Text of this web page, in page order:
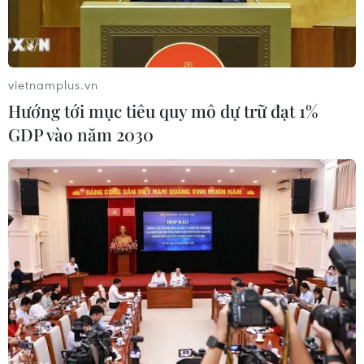
Trưởng ban Tổ chức Trung ương Phạm Minh Chính phát biểu
trong Ngày hội. (Ảnh: Lê Thúy Hằng/TTXVN)
Chiều 16/11, Đoàn công tác Trung ương do Ủy
viên Bộ Chính trị, Bí thư Trung ương Đảng,
Trưởng Ban Tổ chức Trung ương Phạm Minh
vietnamplus.vn
Hướng tới mục tiêu quy mô dự trữ đạt 1%
GDP vào năm 2030